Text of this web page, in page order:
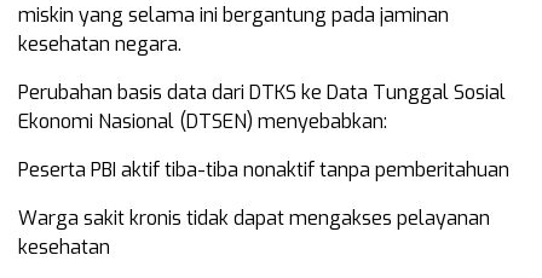
miskin yang selama ini bergantung pada jaminan
kesehatan negara.
Perubahan basis data dari DTKS ke Data Tunggal Sosial
Ekonomi Nasional (DTSEN) menyebabkan:
Peserta PBI aktif tiba-tiba nonaktif tanpa pemberitahuan
Warga sakit kronis tidak dapat mengakses pelayanan
kesehatan